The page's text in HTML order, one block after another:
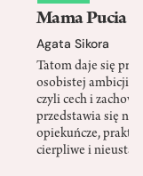
Mama Pucia
Agata Sikora
Tatom daje się
osobistej ambicji,
czyli cech i
przedstawia się
opiekuńcze,
cierpliwe i